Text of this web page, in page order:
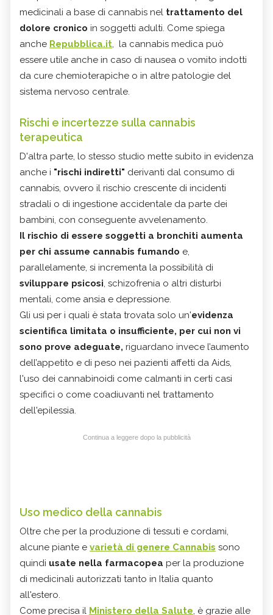
medicinali a base di cannabis nel trattamento del
dolore cronico in soggetti adulti. Come spiega
anche Repubblica.it, la cannabis medica può
essere utile anche in caso di nausea o vomito indotti
da cure chemioterapiche o in altre patologie del
sistema nervoso centrale.
Rischi e incertezze sulla cannabis
terapeutica
D'altra parte, lo stesso studio mette subito in evidenza
anche i "rischi indiretti" derivanti dal consumo di
cannabis, ovvero il rischio crescente di incidenti
stradali o di ingestione accidentale da parte dei
bambini, con conseguente avvelenamento.
Il rischio di essere soggetti a bronchiti aumenta
per chi assume cannabis fumando e,
parallelamente, si incrementa la possibilità di
sviluppare psicosi, schizofrenia o altri disturbi
mentali, come ansia e depressione.
Gli usi per i quali è stata trovata solo un'evidenza
scientifica limitata o insufficiente, per cui non vi
sono prove adeguate, riguardano invece l’aumento
dell’appetito e di peso nei pazienti affetti da Aids,
l'uso dei cannabinoidi come calmanti in certi casi
specifici o come coadiuvanti nel trattamento
dell'epilessia.
Continua a leggere dopo la pubblicità
Uso medico della cannabis
Oltre che per la produzione di tessuti e cordami,
alcune piante e varietà di genere Cannabis sono
quindi usate nella farmacopea per la produzione
di medicinali autorizzati tanto in Italia quanto
all'estero.
Come precisa il Ministero della Salute, è grazie alle